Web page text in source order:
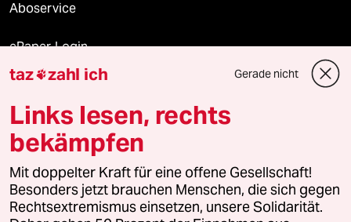
Aboservice
ePaper Login
Downloads für Abonnierende
© 2026 taz Verlags und Vertriebs GmbH
Alle Rechte vorbehalten. Bei rechtlichen Fragen oder für Genehmigungen
wenden Sie sich bitte an lizenzen@taz.de
taz zahl ich Gerade nicht
Links lesen, rechts
bekämpfen
Mit doppelter Kraft für eine offene Gesellschaft!
Besonders jetzt brauchen Menschen, die sich gegen
Rechtsextremismus einsetzen, unsere Solidarität.